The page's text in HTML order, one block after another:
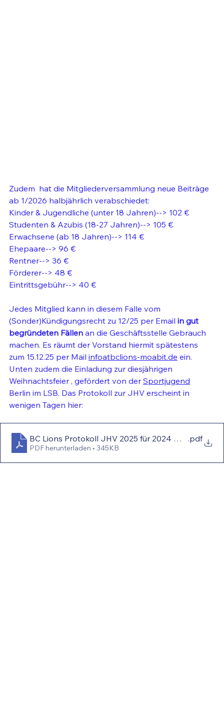
Zudem  hat die Mitgliederversammlung neue Beiträge
ab 1/2026 halbjährlich verabschiedet:
Kinder & Jugendliche (unter 18 Jahren)--> 102 €
Studenten & Azubis (18-27 Jahren)--> 105 €
Erwachsene (ab 18 Jahren)--> 114 €
Ehepaare--> 96 €
Rentner--> 36 €
Förderer--> 48 €
Eintrittsgebühr--> 40 €
Jedes Mitglied kann in diesem Falle vom
(Sonder)Kündigungsrecht zu 12/25 per Email in gut
begründeten Fällen an die Geschäftsstelle Gebrauch
machen. Es räumt der Vorstand hiermit spätestens
zum 15.12.25 per Mail infoatbclions-moabit.de ein.
Unten zudem die Einladung zur diesjährigen
Weihnachtsfeier , gefördert von der Sportjugend
Berlin im LSB. Das Protokoll zur JHV erscheint in
wenigen Tagen hier:
BC Lions Protokoll JHV 2025 für 2024 mit .pdf
PDF herunterladen • 345KB